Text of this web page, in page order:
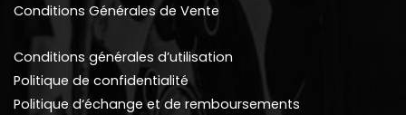
Conditions Générales de Vente
Conditions générales d’utilisation
Politique de confidentialité
Politique d‘échange et de remboursements